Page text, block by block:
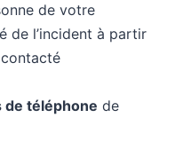
de votre
de l’incident à partir
de téléphone de